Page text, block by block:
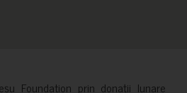
Foundation prin donații lunare